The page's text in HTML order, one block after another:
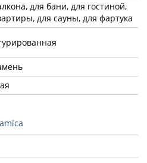
для бани, для гостиной,
для сауны, для фартука